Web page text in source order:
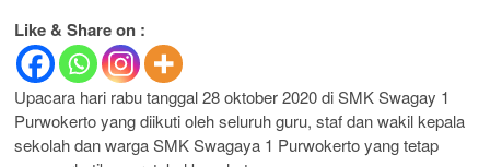
Like & Share on :
Upacara hari rabu tanggal 28 oktober 2020 di SMK Swagay 1
Purwokerto yang diikuti oleh seluruh guru, staf dan wakil kepala
sekolah dan warga SMK Swagaya 1 Purwokerto yang tetap